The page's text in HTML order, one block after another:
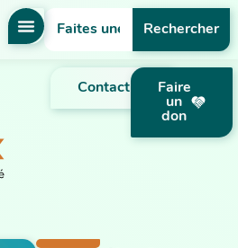
Contact
Faire
un
don
Rechercher